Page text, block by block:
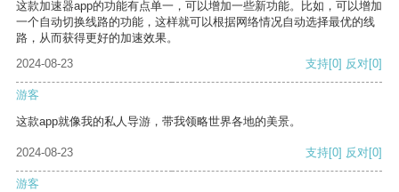
这款加速器app的功能有点单一，可以增加一些新功能。比如，可以增加
一个自动切换线路的功能，这样就可以根据网络情况自动选择最优的线
路，从而获得更好的加速效果。
2024-08-23
支持[0] 反对[0]
游客
这款app就像我的私人导游，带我领略世界各地的美景。
2024-08-23 支持[0] 反对[0]
游客